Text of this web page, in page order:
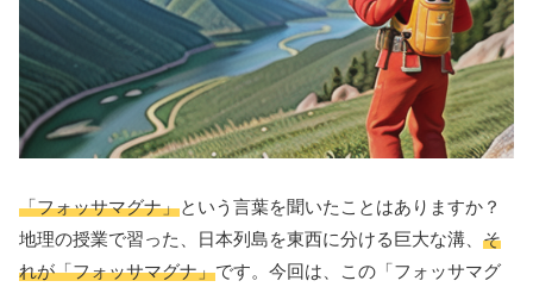
「フォッサマグナ」という言葉を聞いたことはありますか？
地理の授業で習った、日本列島を東西に分ける巨大な溝、 そ
れが「フォッサマグナ」です。今回は、この「フォッサマグ